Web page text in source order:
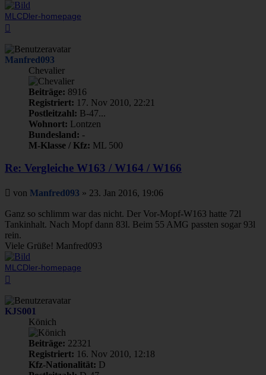
MLCDler-homepage
Manfred093
Chevalier
Beiträge: 8916
Registriert: 17. Nov 2010, 22:21
Postleitzahl: B-47...
Wohnort: Lontzen
Bundesland: -
M-Klasse / Kfz: ML 500
Re: Vergleiche W163 / W164 / W166
Beitrag
von Manfred093 » 23. Jan 2016, 19:06
Ganz so schlimm war das nicht. Der Vor-Mopf-W163 hatte 72l
Tankinhalt. Nach Mopf dann 83l. Beim 55 AMG passten sogar 93l
rein.
Viele Grüße! Manfred093
MLCDler-homepage
KJS001
Könich
Beiträge: 22321
Registriert: 16. Nov 2010, 12:18
Kfz-Nationalität: D